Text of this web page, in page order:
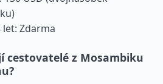
Zdarma
cestovatelé z Mosambiku